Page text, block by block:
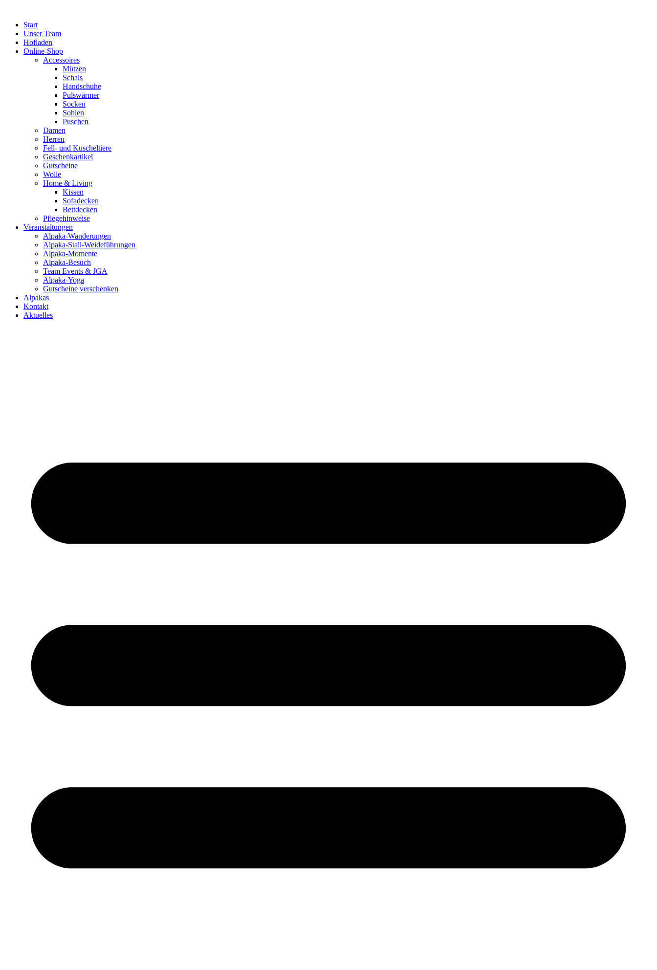
springenStart
Unser Team
Hofladen
Online-Shop
Accessoires
Mützen
Schals
Handschuhe
Pulswärmer
Socken
Sohlen
Puschen
Damen
Herren
Fell- und Kuscheltiere
Geschenkartikel
Gutscheine
Wolle
Home & Living
Kissen
Sofadecken
Bettdecken
Pflegehinweise
Veranstaltungen
Alpaka-Wanderungen
Alpaka-Stall-Weideführungen
Alpaka-Momente
Alpaka-Besuch
Team Events & JGA
Alpaka-Yoga
Gutscheine verschenken
Alpakas
Kontakt
Aktuelles